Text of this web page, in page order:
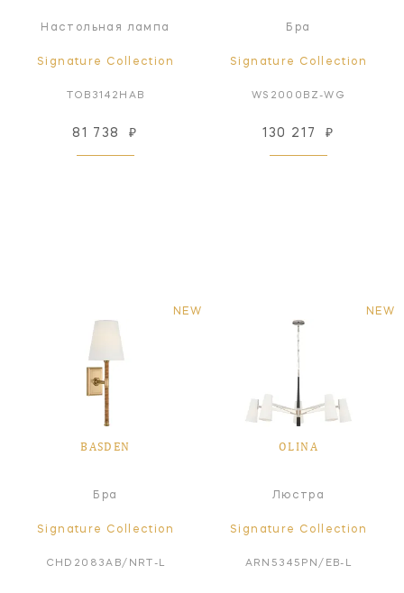
Настольная лампа
Signature Collection
TOB3142HAB
81 738 ₽
Бра
Signature Collection
WS2000BZ-WG
130 217 ₽
NEW
BASDEN
Бра
Signature Collection
CHD2083AB/NRT-L
NEW
OLINA
Люстра
Signature Collection
ARN5345PN/EB-L